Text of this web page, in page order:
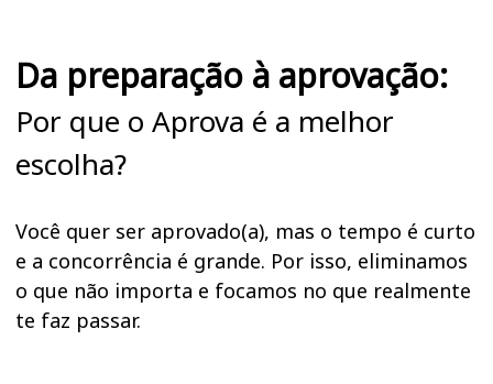
Da preparação à aprovação:
Por que o Aprova é a melhor
escolha?
Você quer ser aprovado(a), mas o tempo é curto
e a concorrência é grande. Por isso, eliminamos
o que não importa e focamos no que realmente
te faz passar.